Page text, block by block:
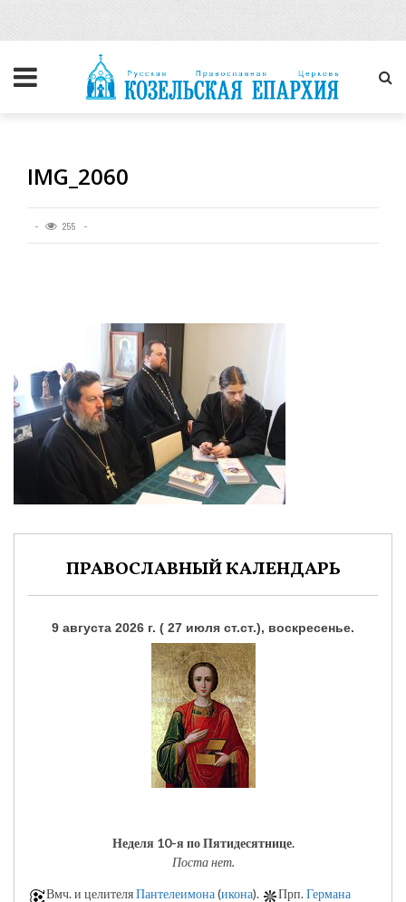
IMG_2060
255
ПРАВОСЛАВНЫЙ КАЛЕНДАРЬ
9 августа 2026 г. ( 27 июля ст.ст.), воскресенье.
Неделя 10-я по Пятидесятнице.
Поста нет.
Вмч. и целителяПантелеимона(икона). Прп.Германа